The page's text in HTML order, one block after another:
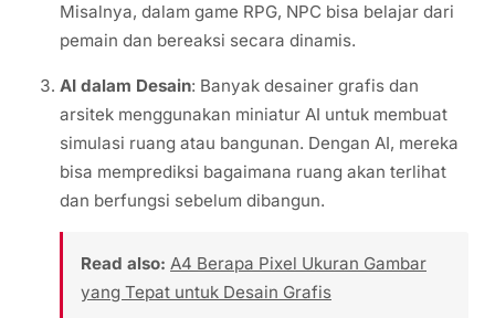
Misalnya, dalam game RPG, NPC bisa belajar dari
pemain dan bereaksi secara dinamis.
AI dalam Desain: Banyak desainer grafis dan
arsitek menggunakan miniatur AI untuk membuat
simulasi ruang atau bangunan. Dengan AI, mereka
bisa memprediksi bagaimana ruang akan terlihat
dan berfungsi sebelum dibangun.
Read also: A4 Berapa Pixel Ukuran Gambar
yang Tepat untuk Desain Grafis